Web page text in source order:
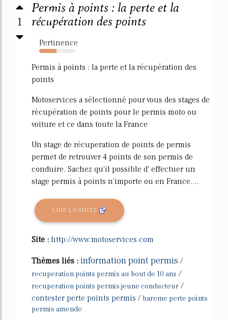
1
Permis à points : la perte et la
récupération des points
Pertinence
48%
Permis à points : la perte et la récupération des
points
Motoservices a sélectionné pour vous des stages de
récupération de points pour le permis moto ou
voiture et ce dans toute la France
Un stage de récuperation de points de permis
permet de retrouver 4 points de son permis de
conduire. Sachez qu'il possible d' effectuer un
stage permis à points n'importe ou en France....
LIRE LA SUITE
Site : http://www.motoservices.com
Thèmes liés : information point permis /
recuperation points permis au bout de 10 ans /
recuperation points permis jeune conducteur /
contester perte points permis / bareme perte points
permis amende